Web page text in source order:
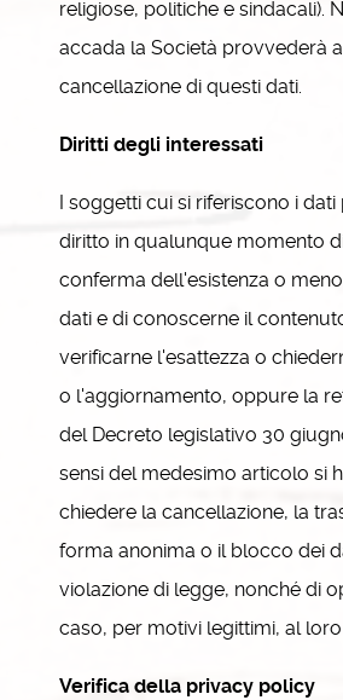
religiose, politiche e sindacali).
accada la Società provvederà
cancellazione di questi dati.
Diritti degli interessati
I soggetti cui si riferiscono i
diritto in qualunque momento
conferma dell'esistenza o
dati e di conoscerne il
verificarne l'esattezza o
o l'aggiornamento, oppure la
del Decreto legislativo 30
sensi del medesimo articolo si
chiedere la cancellazione, la
forma anonima o il blocco dei
violazione di legge, nonché di
caso, per motivi legittimi, al
Verifica della privacy policy